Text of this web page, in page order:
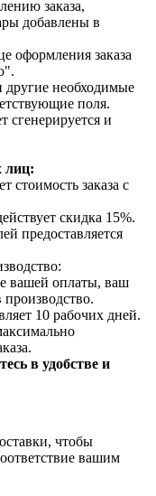
заказа,
добавлены в
оформления заказа
необходимые
поля.
сгенерируется и
лиц:
стоимость заказа с
скидка 15%.
предоставляется
вашей оплаты, ваш
производство.
10 рабочих дней.
в удобстве и
чтобы
вашим